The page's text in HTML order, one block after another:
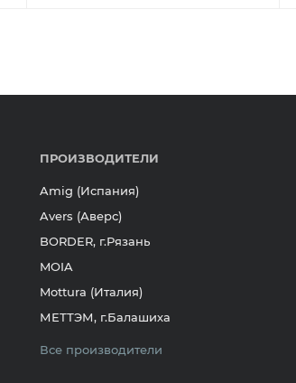
ПРОИЗВОДИТЕЛИ
Amig (Испания)
Avers (Аверс)
BORDER, г.Рязань
MOIA
Mottura (Италия)
МЕТТЭМ, г.Балашиха
Все производители